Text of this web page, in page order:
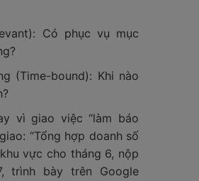
Có phục vụ mục
(Time-bound): Khi nào
vì giao việc “làm báo
“Tổng hợp doanh số
vực cho tháng 6, nộp
trình bày trên Google